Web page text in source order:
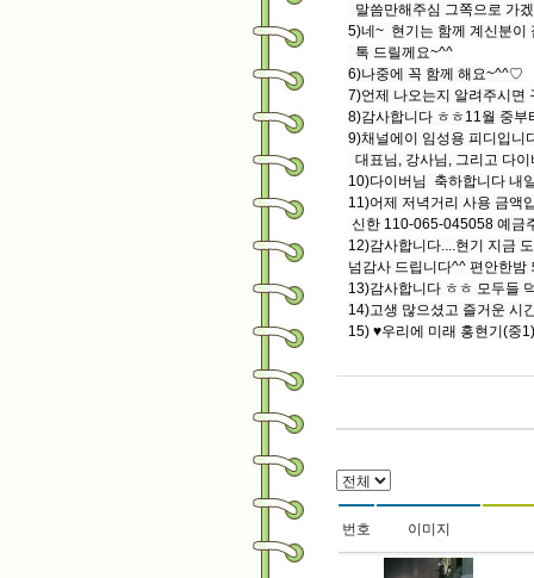
말씀만해주심 그쪽으로 가
5)네~ 현기는 함께 계신분이
톡 드릴께요~^^
6)나중에 꼭 함께 해요~^^♡
7)언제 나오는지 알려주시면
8)감사합니다 ㅎㅎ11월 중부
9)채널에이 임성용 피디입니
대표님, 강사님, 그리고 다
10)다이버님 축하합니다 내
11)어제 저녁거리 사용 금액
신한 110-065-045058 예금
12)감사합니다....현기 지금
넘감사 드립니다^^ 편안한밤
13)감사합니다 ㅎㅎ 모두들
14)고생 많으셨고 즐거운 시
15) ♥우리에 미래 홍현기(중
번호 이미지